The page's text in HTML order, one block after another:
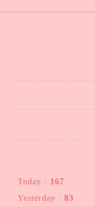
Today : 167
Yesterday : 83